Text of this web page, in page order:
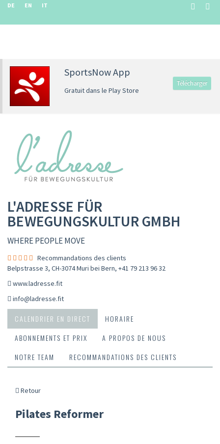
DE EN IT
SportsNow App
Gratuit dans le Play Store
Télécharger
L'ADRESSE FÜR
BEWEGUNGSKULTUR GMBH
WHERE PEOPLE MOVE
Recommandations des clients
Belpstrasse 3, CH-3074 Muri bei Bern, +41 79 213 96 32
www.ladresse.fit
info@ladresse.fit
CALENDRIER EN DIRECT
HORAIRE
ABONNEMENTS ET PRIX
A PROPOS DE NOUS
NOTRE TEAM
RECOMMANDATIONS DES CLIENTS
Retour
Pilates Reformer